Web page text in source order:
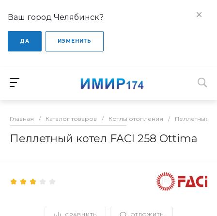
Ваш город Челябинск?
ДА ИЗМЕНИТЬ
Главная / Каталог товаров / Котлы отопления / Пеллетные
Пеллетный котел FACI 258 Ottima